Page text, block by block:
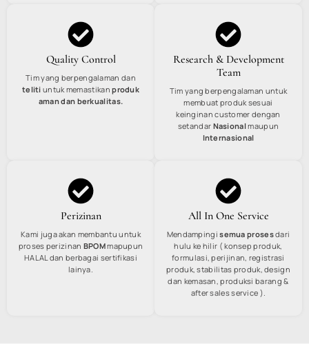
Quality Control
Tim yang berpengalaman dan
teliti untuk memastikanproduk
aman dan berkualitas.
Research & Development
Team
Tim yang berpengalaman untuk
membuat produk sesuai
keinginan customer dengan
setandar Nasionalmaupun
Internasional
Perizinan
Kami juga akan membantu untuk
proses perizinan BPOMmapupun
HALAL dan berbagai sertifikasi
lainya.
All In One Service
Mendampingisemua prosesdari
hulu ke hilir ( konsep produk,
formulasi, perijinan, registrasi
produk, stabilitas produk, design
dan kemasan, produksi barang &
after sales service ).